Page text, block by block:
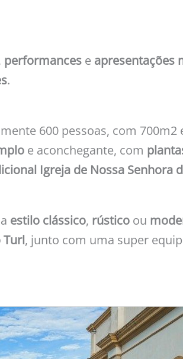
performances e apresentações
.
600 pessoas, com 700m2
e aconchegante, com
Igreja de Nossa Senhora
estilo clássico, rústico ou
Turl, junto com uma super